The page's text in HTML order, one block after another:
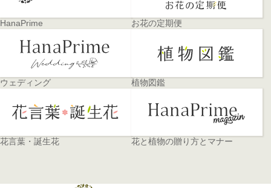
HanaPrime お花の定期便
ウェディング 植物図鑑
花言葉・誕生花 花と植物の贈り方とマナー